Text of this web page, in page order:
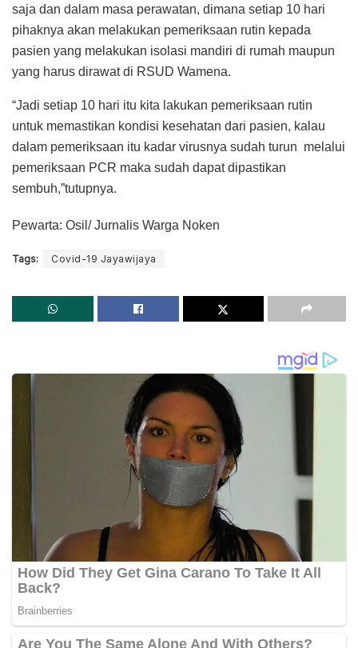
saja dan dalam masa perawatan, dimana setiap 10 hari
pihaknya akan melakukan pemeriksaan rutin kepada
pasien yang melakukan isolasi mandiri di rumah maupun
yang harus dirawat di RSUD Wamena.
“Jadi setiap 10 hari itu kita lakukan pemeriksaan rutin
untuk memastikan kondisi kesehatan dari pasien, kalau
dalam pemeriksaan itu kadar virusnya sudah turun melalui
pemeriksaan PCR maka sudah dapat dipastikan
sembuh,”tutupnya.
Pewarta: Osil/ Jurnalis Warga Noken
Tags: Covid-19 Jayawijaya